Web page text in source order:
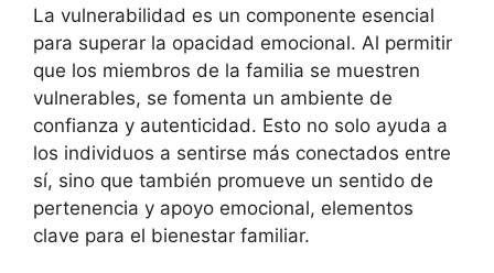
La vulnerabilidad es un componente esencial
para superar la opacidad emocional. Al permitir
que los miembros de la familia se muestren
vulnerables, se fomenta un ambiente de
confianza y autenticidad. Esto no solo ayuda a
los individuos a sentirse más conectados entre
sí, sino que también promueve un sentido de
pertenencia y apoyo emocional, elementos
clave para el bienestar familiar.